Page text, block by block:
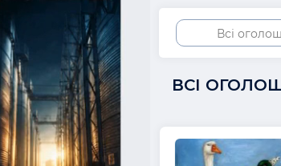
Всі
ВСІ